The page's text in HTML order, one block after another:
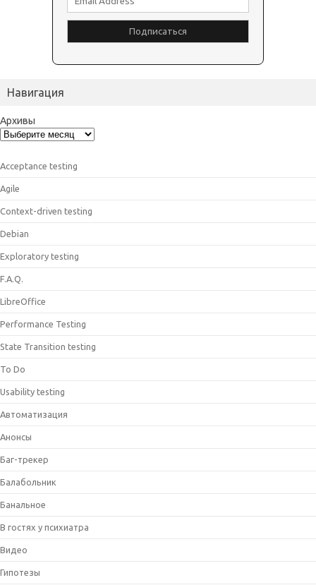
Навигация
Архивы
Acceptance testing
Agile
Context-driven testing
Debian
Exploratory testing
F.A.Q.
LibreOffice
Performance Testing
State Transition testing
To Do
Usability testing
Автоматизация
Анонсы
Баг-трекер
Балабольник
Банальное
В гостях у психиатра
Видео
Гипотезы